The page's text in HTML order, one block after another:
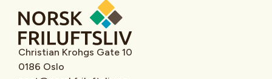
Christian Krohgs Gate 10
0186 Oslo